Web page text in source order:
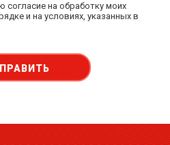
согласие на обработку моих
и на условиях, указанных в